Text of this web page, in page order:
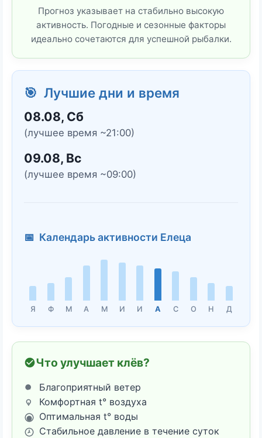
Прогноз указывает на стабильно высокую
активность. Погодные и сезонные факторы
идеально сочетаются для успешной рыбалки.
🎯 Лучшие дни и время
08.08, Сб
(лучшее время ~21:00)
09.08, Вс
(лучшее время ~09:00)
📅 Календарь активности Елеца
Я Ф М А М И И А С О Н Д
Что улучшает клёв?
Благоприятный ветер
Комфортная t° воздуха
Оптимальная t° воды
Стабильное давление в течение суток